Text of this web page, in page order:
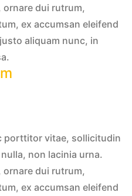
ornare dui rutrum,
ex accumsan eleifend
aliquam nunc, in
porttitor vitae, sollicitudin
non lacinia urna.
ornare dui rutrum,
ex accumsan eleifend